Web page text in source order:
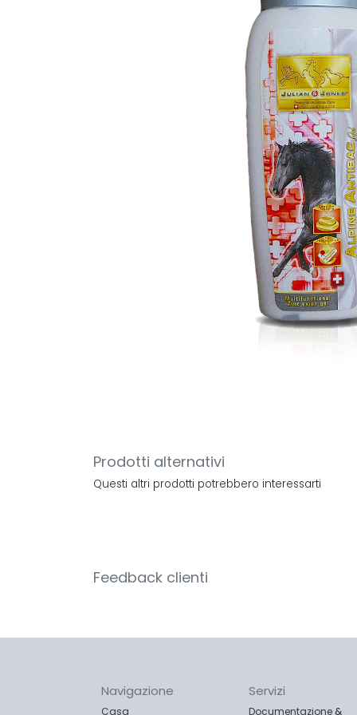
Prodotti alternativi
Questi altri prodotti potrebbero interessarti
Feedback clienti
Navigazione
Casa
Servizi
Documentazione &